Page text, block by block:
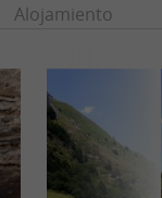
Alojamiento